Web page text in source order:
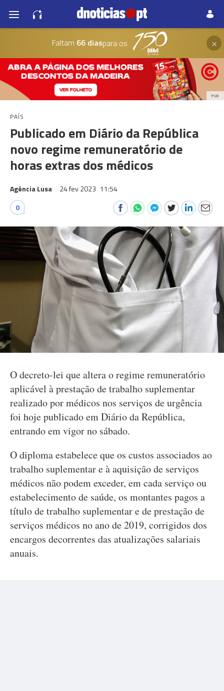
Faltam 66 diaspara os ×
PUB
PAÍS
Publicado em Diário da República
novo regime remuneratório de
horas extras dos médicos
Agência Lusa 24 fev 2023 11:54
0
O decreto-lei que altera o regime remuneratório
aplicável à prestação de trabalho suplementar
realizado por médicos nos serviços de urgência
foi hoje publicado em Diário da República,
entrando em vigor no sábado.
O diploma estabelece que os custos associados ao
trabalho suplementar e à aquisição de serviços
médicos não podem exceder, em cada serviço ou
estabelecimento de saúde, os montantes pagos a
título de trabalho suplementar e de prestação de
serviços médicos no ano de 2019, corrigidos dos
encargos decorrentes das atualizações salariais
anuais.